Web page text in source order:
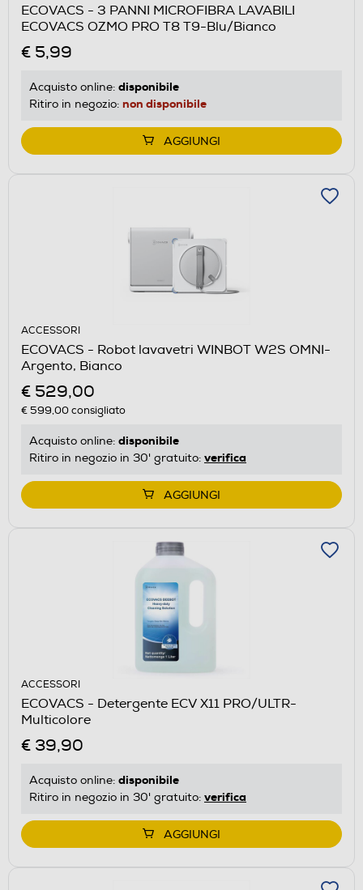
ECOVACS - 3 PANNI MICROFIBRA LAVABILI
ECOVACS OZMO PRO T8 T9-Blu/Bianco
€ 5,99
Acquisto online: disponibile
Ritiro in negozio: non disponibile
AGGIUNGI
ACCESSORI
ECOVACS - Robot lavavetri WINBOT W2S OMNI-
Argento, Bianco
€ 529,00
€ 599,00consigliato
Acquisto online: disponibile
Ritiro in negozio in 30' gratuito: verifica
AGGIUNGI
ACCESSORI
ECOVACS - Detergente ECV X11 PRO/ULTR-
Multicolore
€ 39,90
Acquisto online: disponibile
Ritiro in negozio in 30' gratuito: verifica
AGGIUNGI